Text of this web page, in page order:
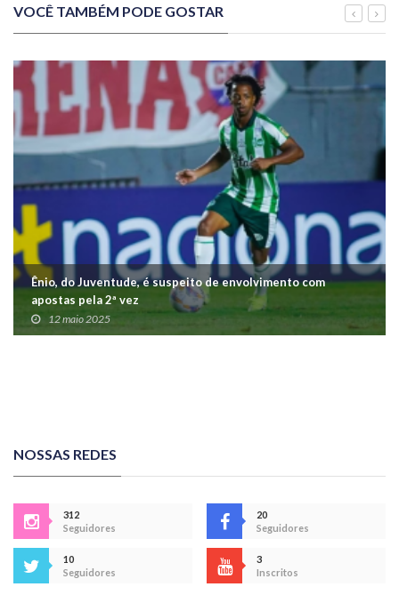
VOCÊ TAMBÉM PODE GOSTAR
Ênio, do Juventude, é suspeito de envolvimento com
apostas pela 2ª vez
12 maio 2025
NOSSAS REDES
312
Seguidores
20
Seguidores
10
Seguidores
3
Inscritos